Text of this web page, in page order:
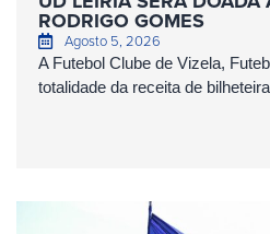
RODRIGO GOMES
Agosto 5, 2026
A Futebol Clube de Vizela,
totalidade da receita de